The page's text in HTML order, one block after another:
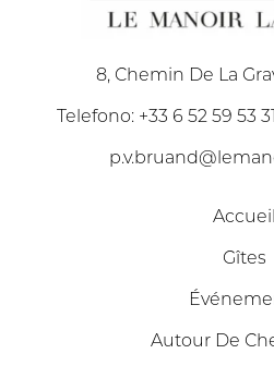
8, Chemin De La
Telefono: +33 6 52 59 53
Accueil
Gîtes
Autour De